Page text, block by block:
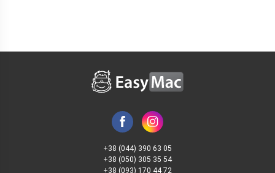
+38 (044) 390 63 05
+38 (050) 305 35 54
+38 (093) 170 44 72